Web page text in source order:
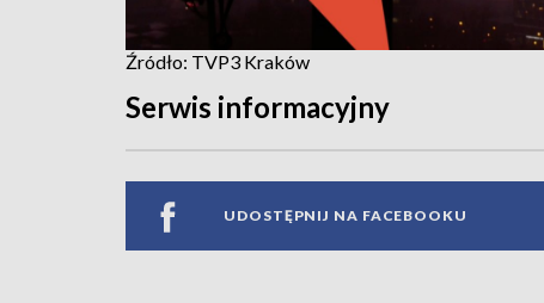
Źródło: TVP3 Kraków
Serwis informacyjny
UDOSTĘPNIJ NA FACEBOOKU